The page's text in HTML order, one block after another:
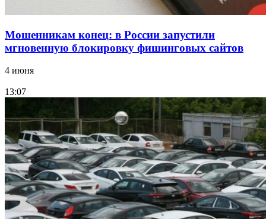
Мошенникам конец: в России запустили
мгновенную блокировку фишинговых сайтов
4 июня
13:07